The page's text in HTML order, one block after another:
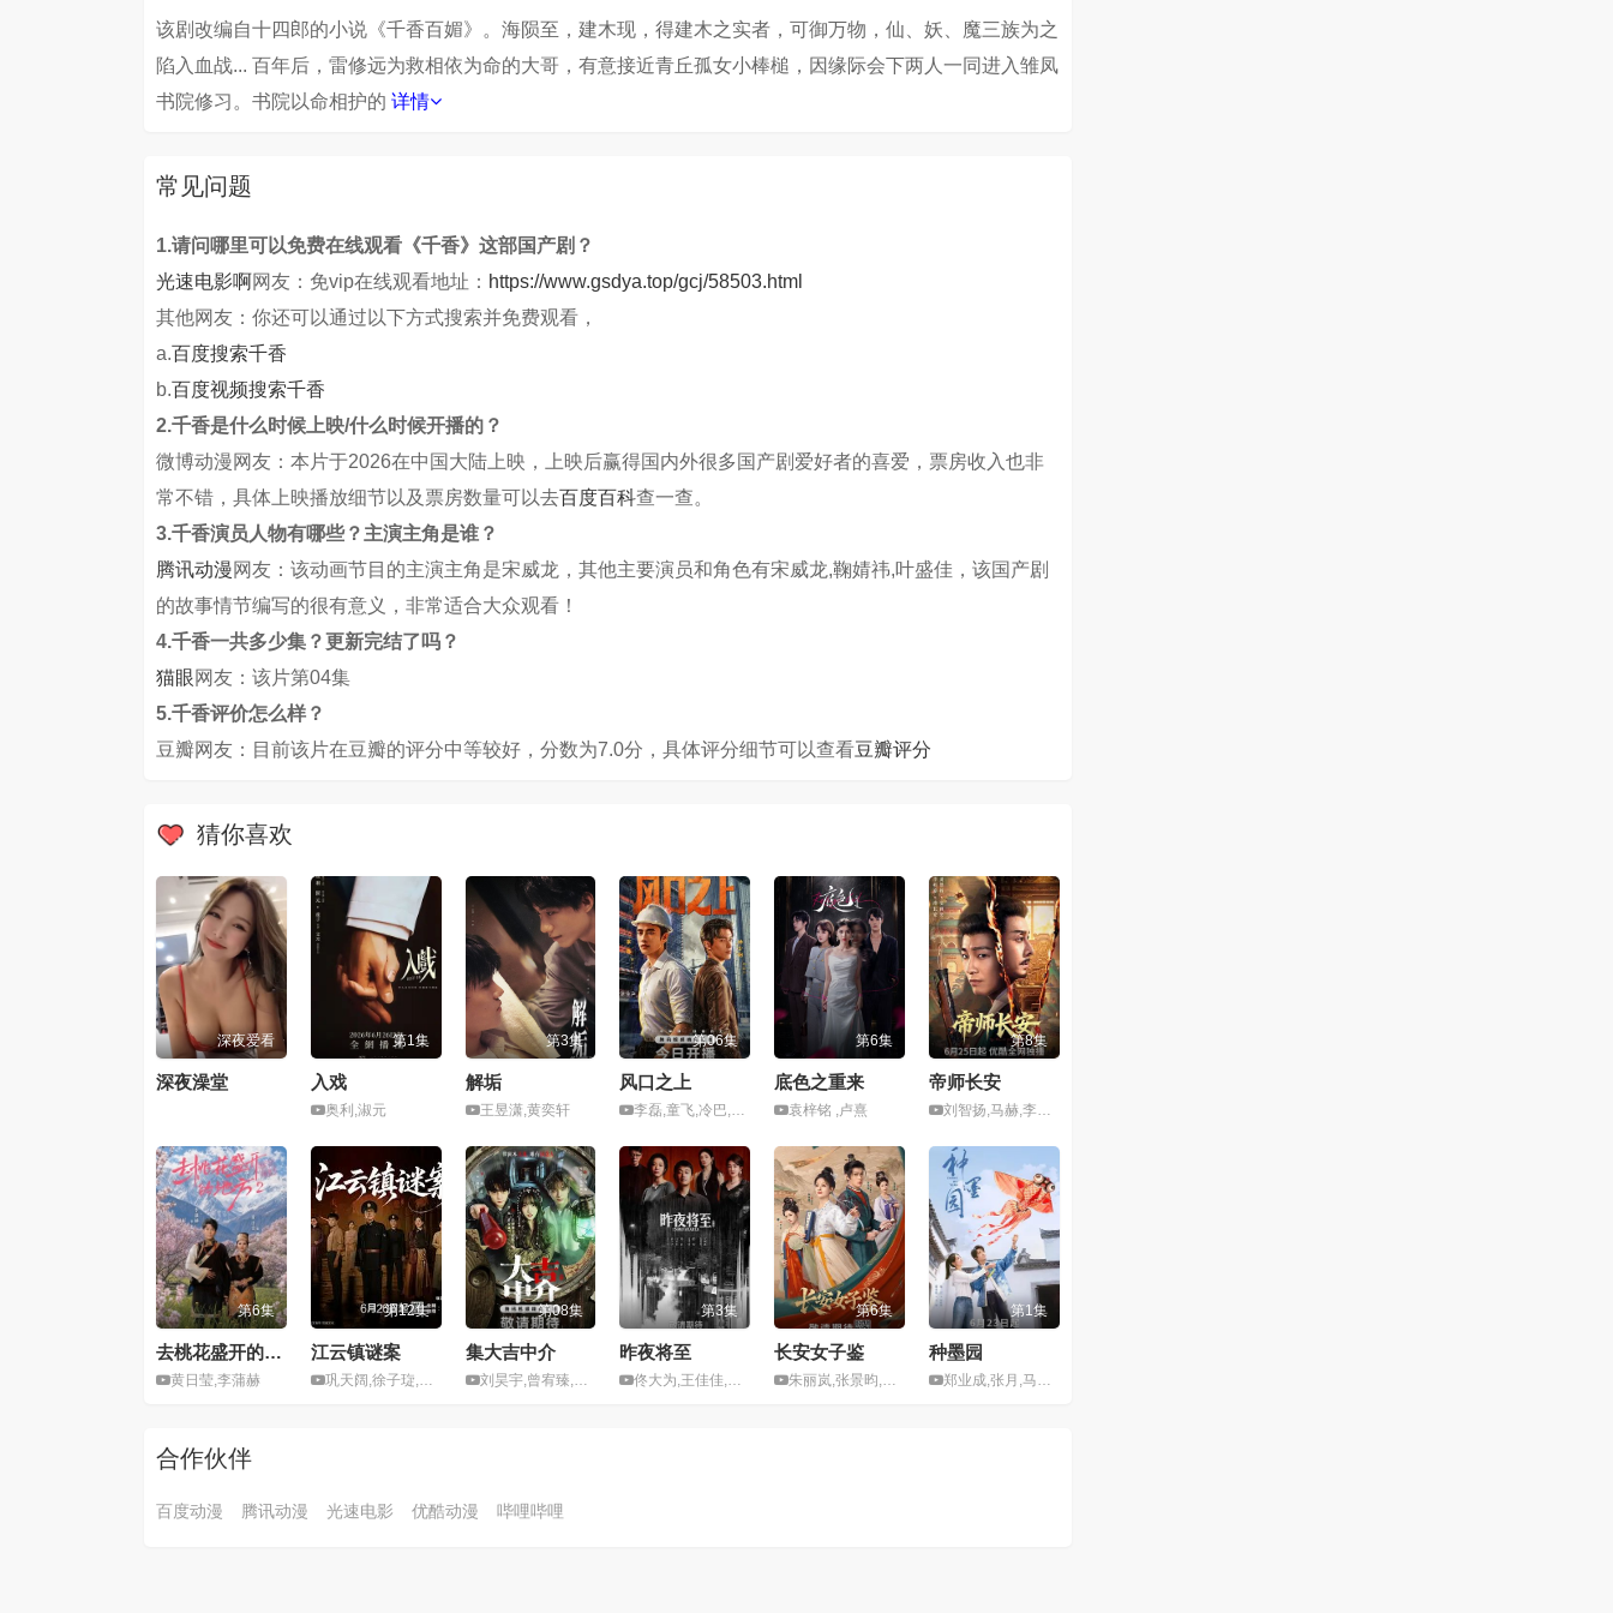
该剧改编自十四郎的小说《千香百媚》。海陨至，建木现，得建木之实者，可御万物，仙、妖、魔三族为之
陷入血战... 百年后，雷修远为救相依为命的大哥，有意接近青丘孤女小棒槌，因缘际会下两人一同进入雏凤
书院修习。书院以命相护的 详情
常见问题
1.请问哪里可以免费在线观看《千香》这部国产剧？
光速电影啊网友：免vip在线观看地址： https://www.gsdya.top/gcj/58503.html
其他网友：你还可以通过以下方式搜索并免费观看，
a.百度搜索千香
b.百度视频搜索千香
2.千香是什么时候上映/什么时候开播的？
微博动漫网友：本片于2026在中国大陆上映，上映后赢得国内外很多国产剧爱好者的喜爱，票房收入也非
常不错，具体上映播放细节以及票房数量可以去百度百科查一查。
3.千香演员人物有哪些？主演主角是谁？
腾讯动漫网友：该动画节目的主演主角是宋威龙，其他主要演员和角色有宋威龙,鞠婧祎,叶盛佳，该国产剧
的故事情节编写的很有意义，非常适合大众观看！
4.千香一共多少集？更新完结了吗？
猫眼网友：该片第04集
5.千香评价怎么样？
豆瓣网友：目前该片在豆瓣的评分中等较好，分数为7.0分，具体评分细节可以查看豆瓣评分
猜你喜欢
深夜爱看
深夜澡堂
第1集
入戏
奥利,淑元
第3集
解垢
王昱潇,黄奕轩
第06集
风口之上
李磊,童飞,冷巴,林少阳
第6集
底色之重来
袁梓铭 ,卢熹
第8集
帝师长安
刘智扬,马赫,李梓嘉,谭思源
第6集
去桃花盛开的地方2
黄日莹,李蒲赫
第12集
江云镇谜案
巩天阔,徐子琁,王亦宸,巩汉林
第08集
集大吉中介
刘昊宇,曾宥臻,陈东阳,柴翊格
第3集
昨夜将至
佟大为,王佳佳,马苏,任重
第6集
长安女子鉴
朱丽岚,张景昀,李耀景,尤宪超
第1集
种墨园
郑业成,张月,马少骅,王茜华
合作伙伴
百度动漫 腾讯动漫 光速电影 优酷动漫 哔哩哔哩